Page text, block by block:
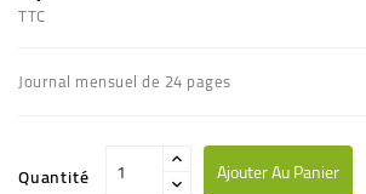
TTC
Journal mensuel de 24 pages
Quantité Ajouter Au Panier